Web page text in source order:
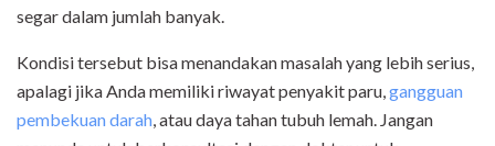
segar dalam jumlah banyak.
Kondisi tersebut bisa menandakan masalah yang lebih serius,
apalagi jika Anda memiliki riwayat penyakit paru, gangguan
pembekuan darah , atau daya tahan tubuh lemah. Jangan